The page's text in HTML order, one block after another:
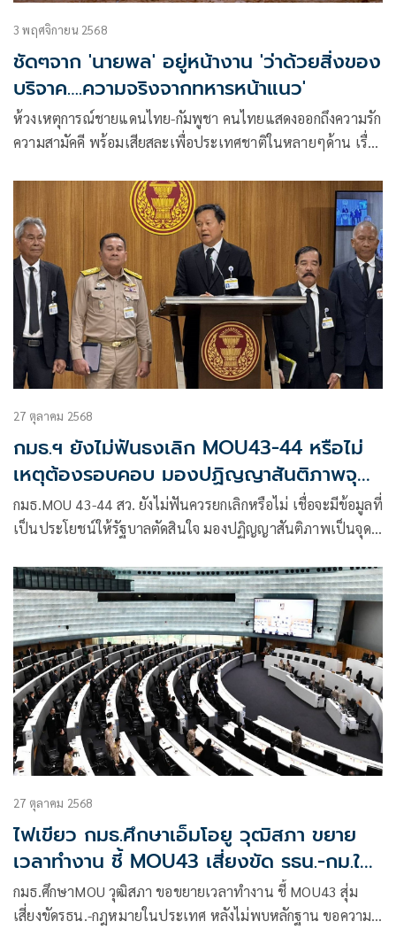
3 พฤศจิกายน 2568
ชัดๆจาก 'นายพล' อยู่หน้างาน 'ว่าด้วยสิ่งของ
บริจาค….ความจริงจากทหารหน้าแนว'
ห้วงเหตุการณ์ชายแดนไทย-กัมพูชา คนไทยแสดงออกถึงความรัก
ความสามัคคี พร้อมเสียสละเพื่อประเทศชาติในหลายๆด้าน เรื่อง
27 ตุลาคม 2568
กมธ.ฯ ยังไม่ฟันธงเลิก MOU43-44 หรือไม่
เหตุต้องรอบคอบ มองปฏิญญาสันติภาพจุด
เริ่มต้นที่ดี
กมธ.MOU 43-44 สว. ยังไม่ฟันควรยกเลิกหรือไม่ เชื่อจะมีข้อมูลที่
เป็นประโยชน์ให้รัฐบาลตัดสินใจ มองปฏิญญาสันติภาพเป็นจุด
และ 11 ชาติอาเซียนเป็นสักขีพยาน
27 ตุลาคม 2568
ไฟเขียว กมธ.ศึกษาเอ็มโอยู วุฒิสภา ขยาย
เวลาทำงาน ชี้ MOU43 เสี่ยงขัด รธน.-กม.ใน
ประเทศ
กมธ.ศึกษาMOU วุฒิสภา ขอขยายเวลาทำงาน ชี้ MOU43 สุ่ม
เสี่ยงขัดรธน.-กฎหมายในประเทศ หลังไม่พบหลักฐาน ขอความ